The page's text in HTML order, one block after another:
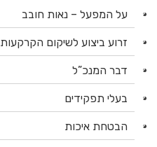
על המפעל – נאות חובב
זרוע ביצוע לשיקום הקרקעות
דבר המנכ”ל
בעלי תפקידים
הבטחת איכות